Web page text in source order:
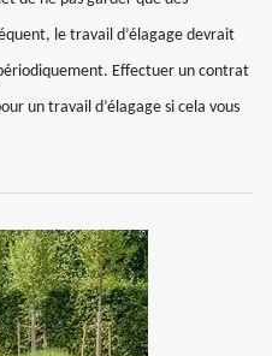
le travail d’élagage devrait
Effectuer un contrat
un travail d’élagage si cela vous